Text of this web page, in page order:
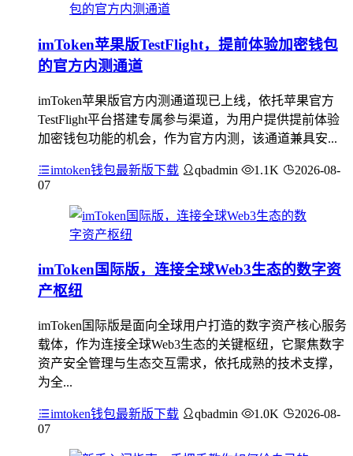
imToken苹果版TestFlight，提前体验加密钱包
的官方内测通道
imToken苹果版官方内测通道现已上线，依托苹果官方
TestFlight平台搭建专属参与渠道，为用户提供提前体验
加密钱包功能的机会，作为官方内测，该通道兼具安...
imtoken钱包最新版下载 qbadmin 1.1K
2026-08-
07
imToken国际版，连接全球Web3生态的数字资
产枢纽
imToken国际版是面向全球用户打造的数字资产核心服务
载体，作为连接全球Web3生态的关键枢纽，它聚焦数字
资产安全管理与生态交互需求，依托成熟的技术支撑，
为全...
imtoken钱包最新版下载 qbadmin 1.0K
2026-08-
07